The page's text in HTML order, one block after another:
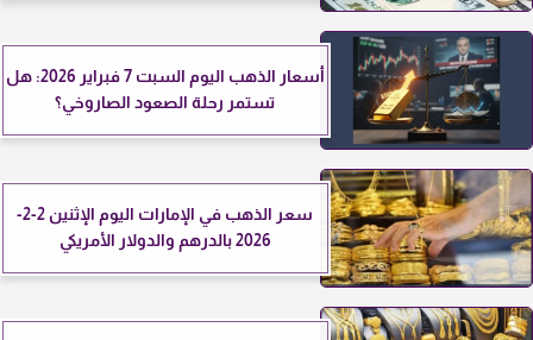
أسعار الذهب اليوم السبت 7 فبراير 2026: هل
تستمر رحلة الصعود الصاروخي؟
سعر الذهب في الإمارات اليوم الإثنين 2-2-
2026 بالدرهم والدولار الأمريكي